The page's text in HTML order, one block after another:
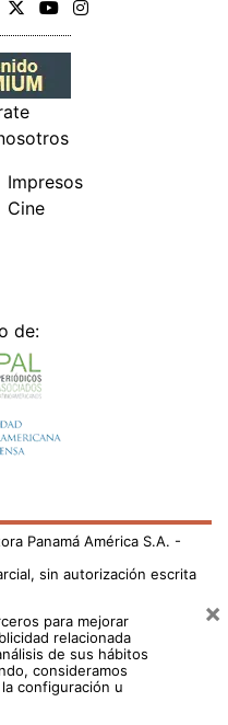
Impresos
Cine
de:
Panamá América S.A. -
sin autorización escrita
para mejorar
relacionada
de sus hábitos
consideramos
configuración u
×